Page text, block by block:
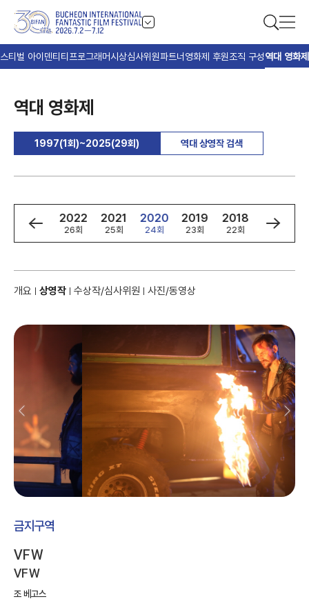
티벌 아이덴티티 프로그래머시상심사위원파트너 영화제 후원조직 구성역대 영화제
역대 영화제
1997(1회)~2025(29회) 역대 상영작 검색
2023
27회
2022
26회
2021
25회
2020
24회
2019
23회
2018
22회
2017
21회
개요 상영작 수상작/심사위원 사진/동영상
금지구역
VFW
VFW
조 베고스